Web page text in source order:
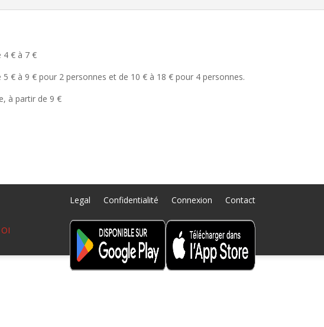
4 € à 7 €
5 € à 9 € pour 2 personnes et de 10 € à 18 € pour 4 personnes.
à partir de 9 €
Legal Confidentialité Connexion Contact